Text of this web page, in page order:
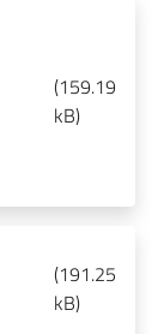
(159.19
kB)
(191.25
kB)